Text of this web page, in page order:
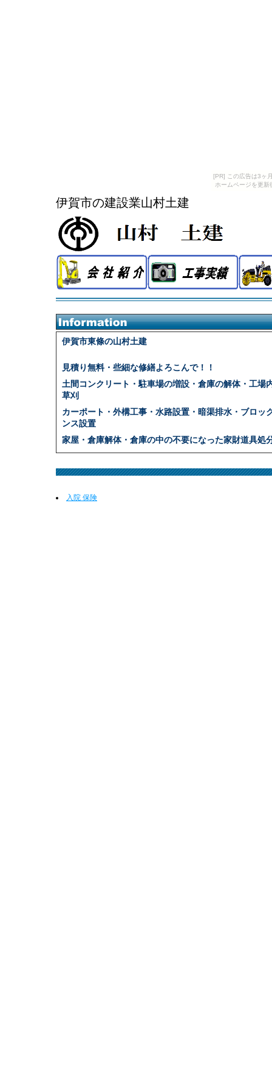
[PR] この広告は3ヶ
ホームページを更
伊賀市の建設業山村土建
伊賀市東條の山村土建
見積り無料・些細な修繕よろこんで！！
土間コンクリート・駐車場の増設・倉庫の解体・工場
草刈
カーポート・外構工事・水路設置・暗渠排水・ブロッ
ンス設置
家屋・倉庫解体・倉庫の中の不要になった家財道具処
些細な事でお悩みの際はご連絡ください。
0595-24-2981 伊賀市 建設業 山村土建
入院 保険